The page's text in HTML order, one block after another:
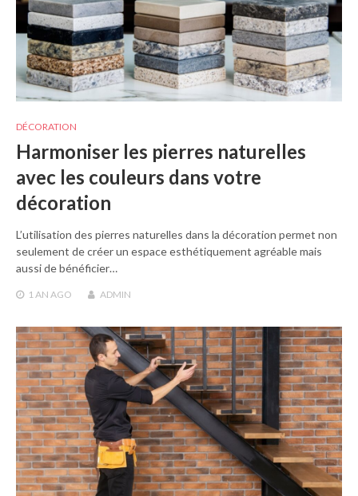
DÉCORATION
Harmoniser les pierres naturelles
avec les couleurs dans votre
décoration
L’utilisation des pierres naturelles dans la décoration permet non
seulement de créer un espace esthétiquement agréable mais
aussi de bénéficier…
1 AN AGO ADMIN